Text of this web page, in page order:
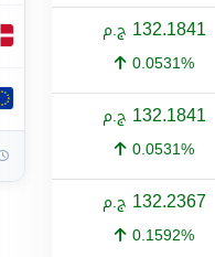
132.1841 ج.م
0.0531%
132.1841 ج.م
0.0531%
132.2367 ج.م
0.1592%